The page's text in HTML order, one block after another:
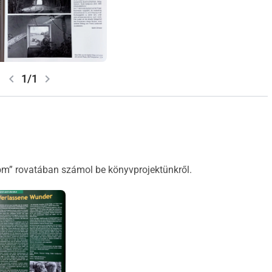
chevron_left 1/1 chevron_right
rovatában számol be könyvprojektünkről.